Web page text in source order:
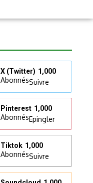
X (Twitter) 1,000
AbonnésSuivre
Pinterest 1,000
AbonnésEpingler
Tiktok 1,000
AbonnésSuivre